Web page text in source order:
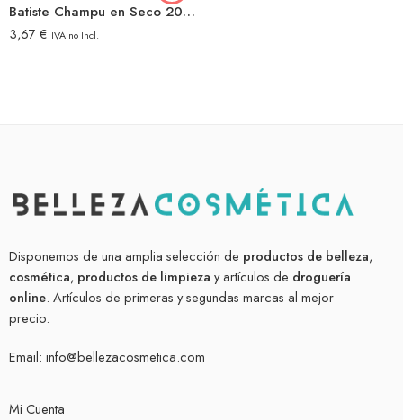
Batiste Champu en Seco 200ml Original
3,67 € IVA no Incl.
Disponemos de una amplia selección de productos de belleza,
cosmética, productos de limpieza y artículos de droguería
online. Artículos de primeras y segundas marcas al mejor
precio.
Email: info@bellezacosmetica.com
Mi Cuenta